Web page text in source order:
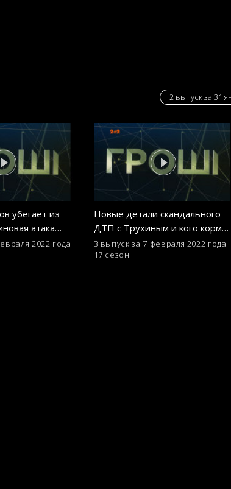
2 выпуск за 31
убегает из
атака
дорожает
– Гроші
2022 года
Новые детали скандального
ДТП с Трухиным и кого кормит
«золотой» недостроенный
мост – Гроші
3 выпуск за 7 февраля 2022 года
17 сезон